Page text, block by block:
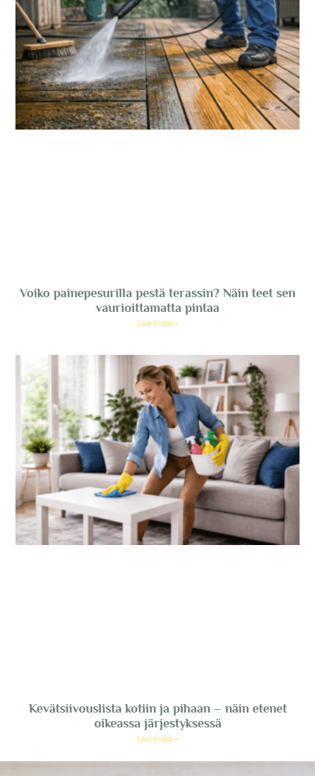
Voiko painepesurilla pestä terassin? Näin teet sen
vaurioittamatta pintaa
Lue lisää »
Kevätsiivouslista kotiin ja pihaan – näin etenet
oikeassa järjestyksessä
Lue lisää »